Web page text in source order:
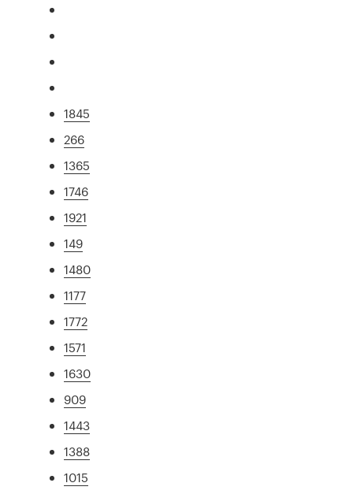
1845
266
1365
1746
1921
149
1480
1177
1772
1571
1630
909
1443
1388
1015